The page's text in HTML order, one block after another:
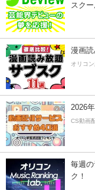
スク
漫画読
オリコ
2026
CS動画
毎週
ク！